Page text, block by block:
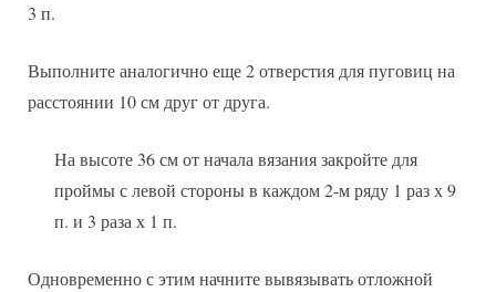
3 п.
Выполните аналогично еще 2 отверстия для пуговиц на
расстоянии 10 см друг от друга.
На высоте 36 см от начала вязания закройте для
проймы с левой стороны в каждом 2-м ряду 1 раз х 9
п. и 3 раза х 1 п.
Одновременно с этим начните вывязывать отложной